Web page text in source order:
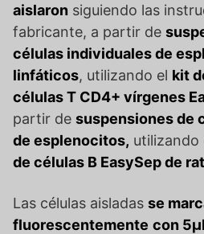
aislaron siguiendo las
fabricante, a partir de
células individuales de
linfáticos, utilizando el kit
células T CD4+ vírgenes
partir de suspensiones de
de esplenocitos, utilizando
de células B EasySep de
Las células aisladas se
fluorescentemente con